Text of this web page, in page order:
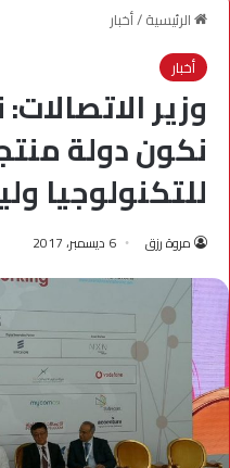
الرئيسية/أخبار
أخبار
وزير
نكون دولة
للتكنولوجيا
مروة رزق 6 ديسمبر، 2017